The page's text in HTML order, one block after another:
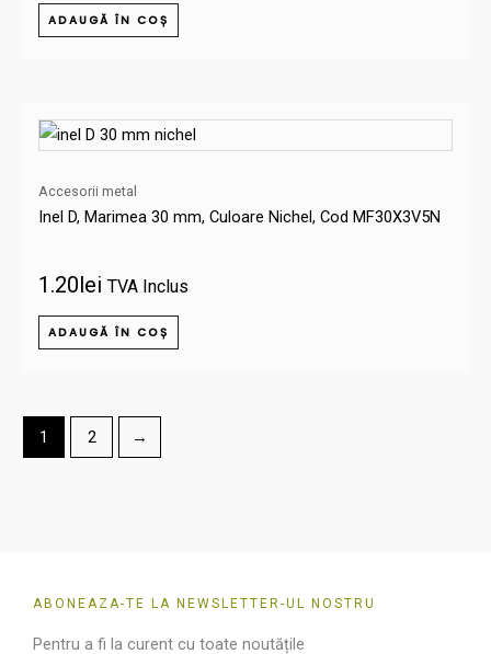
ADAUGĂ ÎN COȘ
Accesorii metal
Inel D, Marimea 30 mm, Culoare Nichel, Cod MF30X3V5N
1.20lei TVA Inclus
ADAUGĂ ÎN COȘ
1 2 →
ABONEAZA-TE LA NEWSLETTER-UL NOSTRU
Pentru a fi la curent cu toate noutățile